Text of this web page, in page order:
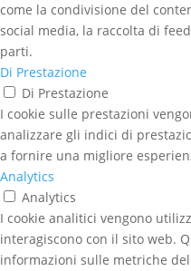
come la condivisione del
social media, la raccolta di
parti.
Di Prestazione
Di Prestazione
I cookie sulle prestazioni
analizzare gli indici di
a fornire una migliore
Analytics
Analytics
I cookie analitici vengono
interagiscono con il sito web.
informazioni sulle metriche